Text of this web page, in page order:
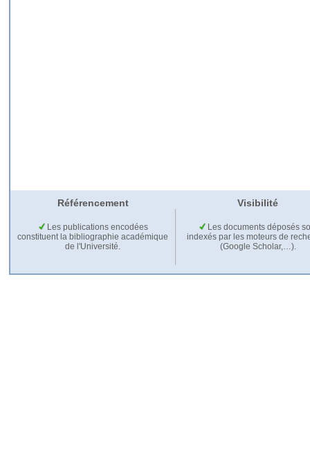
Référencement Visibilité
Les publications encodées
constituent la bibliographie académique
de l'Université.
Les documents déposés
indexés par les moteurs de
(Google Scholar,…).